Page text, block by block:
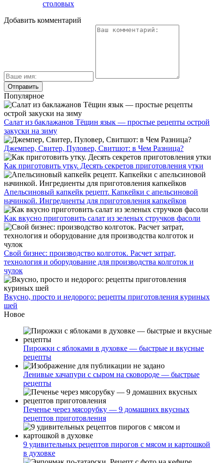
столовых
Добавить комментарий
Популярное
Салат из баклажанов Тёщин язык — простые рецепты острой
закуски на зиму
Джемпер, Свитер, Пуловер, Свитшот: в Чем Разница?
Как приготовить утку. Десять секретов приготовления утки
Апельсиновый капкейк рецепт. Капкейки с апельсиновой
начинкой. Ингредиенты для приготовления капкейков
Как вкусно приготовить салат из зеленых стручков фасоли
Свой бизнес: производство колготок. Расчет затрат,
технология и оборудование для производства колготок и
чулок
Вкусно, просто и недорого: рецепты приготовления куриных
шей
Новое
Пирожки с яблоками в духовке — быстрые и вкусные
рецепты
Ленивые хачапури с сыром на сковороде — быстрые
рецепты
Печенье через мясорубку — 9 домашних вкусных
рецептов приготовления
9 удивительных рецептов пирогов с мясом и картошкой
в духовке